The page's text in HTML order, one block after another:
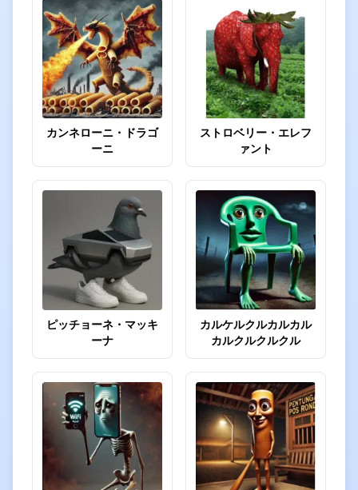
カンネローニ・ドラゴ
ーニ
ストロベリー・エレフ
ァント
ピッチョーネ・マッキ
ーナ
カルケルクルカルカル
カルクルクルクル